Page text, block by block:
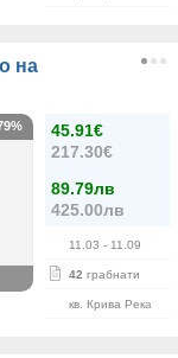
на
45.91€
217.30€
89.79лв
425.00лв
11.03 - 11.09
42 грабнати
кв. Крива Река